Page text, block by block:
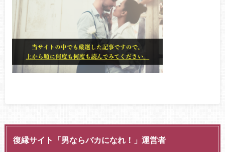
復縁サイト「男ならバカになれ！」運営者